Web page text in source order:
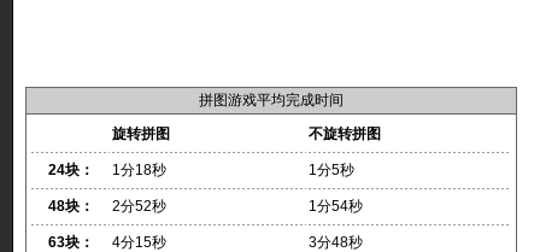
拼图游戏平均完成时间
旋转拼图
不旋转拼图
24块： 1分18秒 1分5秒
48块： 2分52秒 1分54秒
63块： 4分15秒 3分48秒